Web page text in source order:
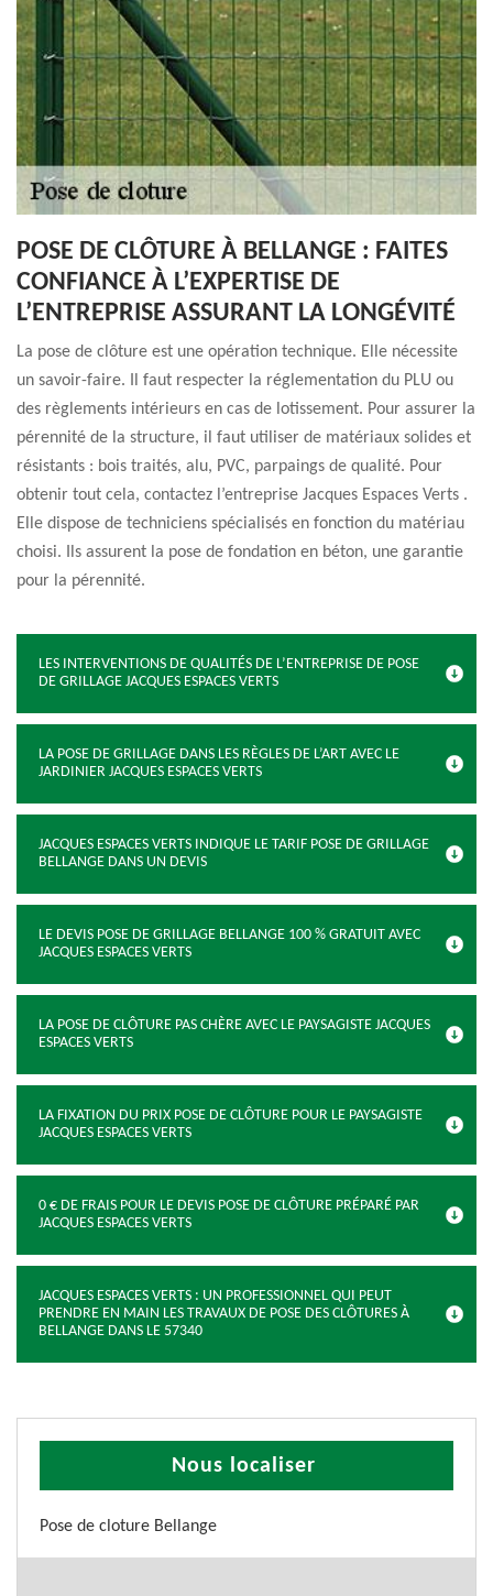
POSE DE CLÔTURE À BELLANGE : FAITES
CONFIANCE À L’EXPERTISE DE
L’ENTREPRISE ASSURANT LA LONGÉVITÉ
La pose de clôture est une opération technique. Elle nécessite
un savoir-faire. Il faut respecter la réglementation du PLU ou
des règlements intérieurs en cas de lotissement. Pour assurer la
pérennité de la structure, il faut utiliser de matériaux solides et
résistants : bois traités, alu, PVC, parpaings de qualité. Pour
obtenir tout cela, contactez l’entreprise Jacques Espaces Verts .
Elle dispose de techniciens spécialisés en fonction du matériau
choisi. Ils assurent la pose de fondation en béton, une garantie
pour la pérennité.
LES INTERVENTIONS DE QUALITÉS DE L’ENTREPRISE DE POSE
DE GRILLAGE JACQUES ESPACES VERTS
LA POSE DE GRILLAGE DANS LES RÈGLES DE L’ART AVEC LE
JARDINIER JACQUES ESPACES VERTS
JACQUES ESPACES VERTS INDIQUE LE TARIF POSE DE GRILLAGE
BELLANGE DANS UN DEVIS
LE DEVIS POSE DE GRILLAGE BELLANGE 100 % GRATUIT AVEC
JACQUES ESPACES VERTS
LA POSE DE CLÔTURE PAS CHÈRE AVEC LE PAYSAGISTE JACQUES
ESPACES VERTS
LA FIXATION DU PRIX POSE DE CLÔTURE POUR LE PAYSAGISTE
JACQUES ESPACES VERTS
0 € DE FRAIS POUR LE DEVIS POSE DE CLÔTURE PRÉPARÉ PAR
JACQUES ESPACES VERTS
JACQUES ESPACES VERTS : UN PROFESSIONNEL QUI PEUT
PRENDRE EN MAIN LES TRAVAUX DE POSE DES CLÔTURES À
BELLANGE DANS LE 57340
Nous localiser
Pose de cloture Bellange